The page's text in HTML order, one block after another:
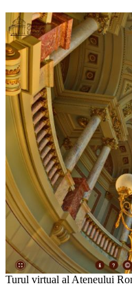
Turul virtual al Ateneului